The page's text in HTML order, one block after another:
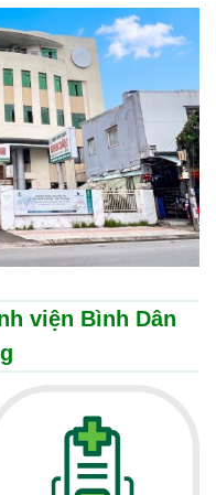
viện Bình Dân